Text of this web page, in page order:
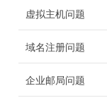
虚拟主机问题
域名注册问题
企业邮局问题